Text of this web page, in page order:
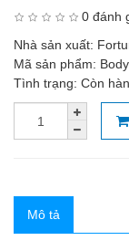
0 đánh
Nhà sản xuất:
Mã sản phẩm:
Tình trạng: Còn
Mô tả